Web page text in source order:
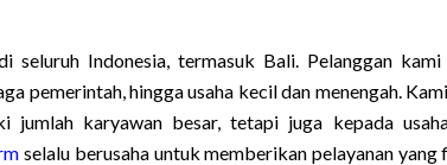
Indonesia, termasuk Bali. Pelanggan
pemerintah, hingga usaha kecil dan menengah.
jumlah karyawan besar, tetapi juga kepada
selalu berusaha untuk memberikan pelayanan yang